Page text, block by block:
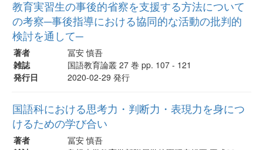
教育実習生の事後的省察を支援する方法について
の考察─事後指導における協同的な活動の批判的
検討を通して─
著者
冨安 慎吾
雑誌
国語教育論叢 27 巻 pp. 107 - 121
発行日
2020-02-29 発行
国語科における思考力・判断力・表現力を身につ
けるための学び合い
著者
冨安 慎吾